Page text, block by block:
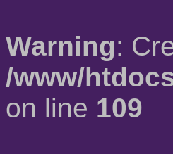
Warning:
/www/
on line 109